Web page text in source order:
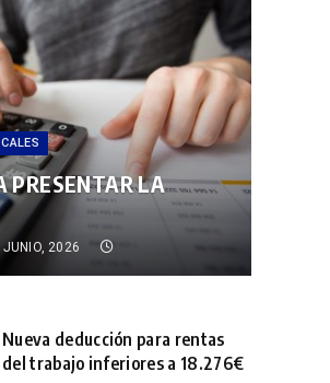
PRESENTAR LA
JUNIO, 2026
Nueva deducción para rentas
del trabajo inferiores a 18.276€